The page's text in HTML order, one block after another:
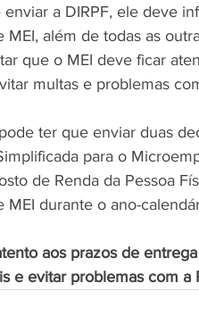
enviar a DIRPF, ele deve
MEI, além de todas as
que o MEI deve ficar
multas e problemas
ter que enviar duas
para o
de Renda da Pessoa
MEI durante o ano-
aos prazos de
e evitar problemas com a